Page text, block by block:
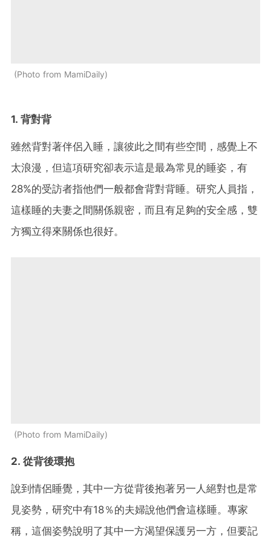
Photo from MamiDaily
1. 背對背
雖然背對著伴侶入睡，讓彼此之間有些空間，感覺上不
太浪漫，但這項研究卻表示這是最為常見的睡姿，有
28%的受訪者指他們一般都會背對背睡。研究人員指，
這樣睡的夫妻之間關係親密，而且有足夠的安全感，雙
方獨立得來關係也很好。
Photo from MamiDaily
2. 從背後環抱
說到情侶睡覺，其中一方從背後抱著另一人絕對也是常
見姿勢，研究中有18％的夫婦說他們會這樣睡。專家
稱，這個姿勢說明了其中一方渴望保護另一方，但要記